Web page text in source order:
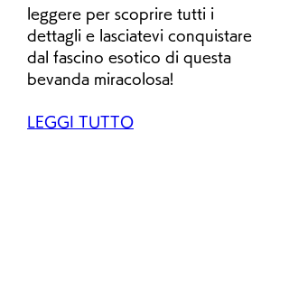
leggere per scoprire tutti i
dettagli e lasciatevi conquistare
dal fascino esotico di questa
bevanda miracolosa!
LEGGI TUTTO